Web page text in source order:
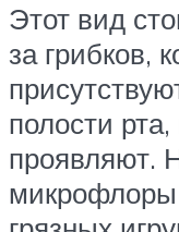
Этот вид
за грибков,
полости
проявляют.